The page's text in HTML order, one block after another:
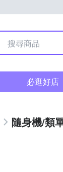
必逛好店
隨身機/類